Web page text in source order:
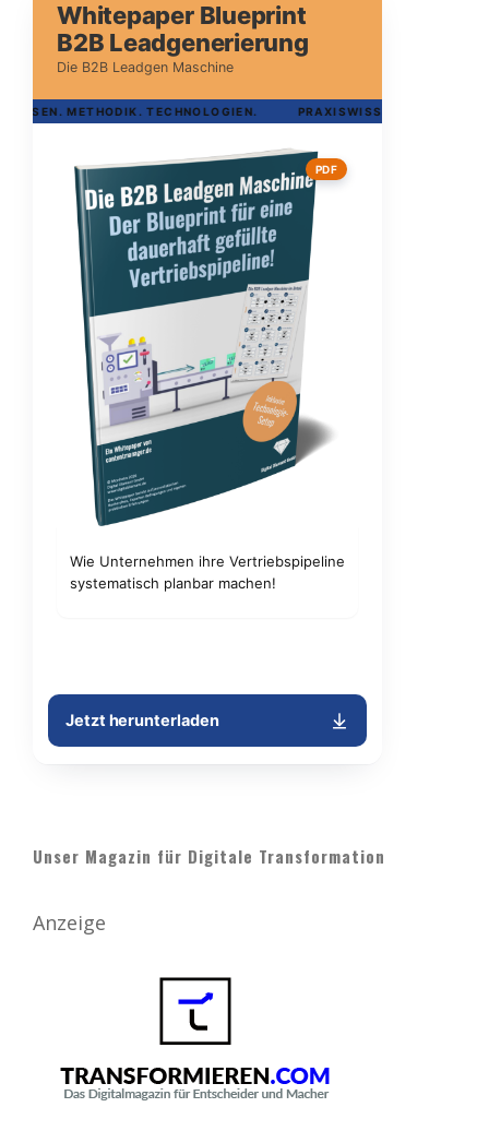
Unser Magazin für Digitale Transformation
Anzeige